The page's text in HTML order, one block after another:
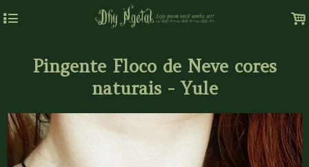
4 .
Pingente Floco de Neve cores
naturais - Yule